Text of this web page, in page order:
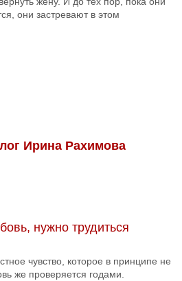
они застревают в этом
Ирина Рахимова
нужно трудиться
чувство, которое в принципе не
же проверяется годами.